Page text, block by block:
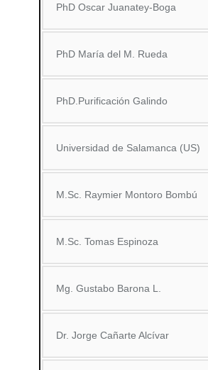
PhD Oscar Juanatey-Boga
PhD María del M. Rueda
PhD.Purificación Galindo
Universidad de Salamanca (US)
M.Sc. Raymier Montoro Bombú
M.Sc. Tomas Espinoza
Mg. Gustabo Barona L.
Dr. Jorge Cañarte Alcívar